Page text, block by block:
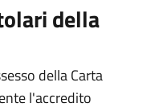
della
della Carta
l'accredito